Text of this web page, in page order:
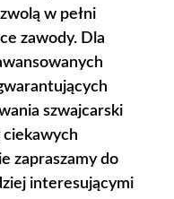
w pełni
zawody. Dla
szwajcarski
zapraszamy do
interesującymi